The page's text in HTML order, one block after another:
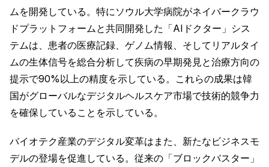
ムを開発している。特にソウル大学病院がネイバークラウ
ドプラットフォームと共同開発した「AIドクター」シス
テムは、患者の医療記録、ゲノム情報、そしてリアルタイ
ムの生体信号を総合分析して疾病の早期発見と治療方向の
提示で90%以上の精度を示している。これらの成果は韓
国がグローバルなデジタルヘルスケア市場で技術的競争力
を確保していることを示している。
バイオテク産業のデジタル変革はまた、新たなビジネスモ
デルの登場を促進している。従来の「ブロックバスター」